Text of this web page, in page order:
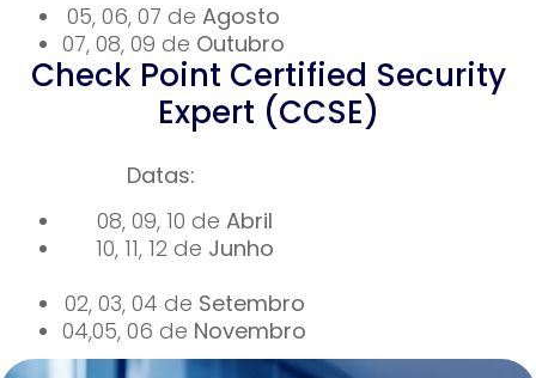
05, 06, 07 de Agosto
07, 08, 09 de Outubro
Check Point Certified Security
Expert (CCSE)
Datas:
08, 09, 10 de Abril
10, 11, 12 de Junho
02, 03, 04 de Setembro
04,05, 06 de Novembro